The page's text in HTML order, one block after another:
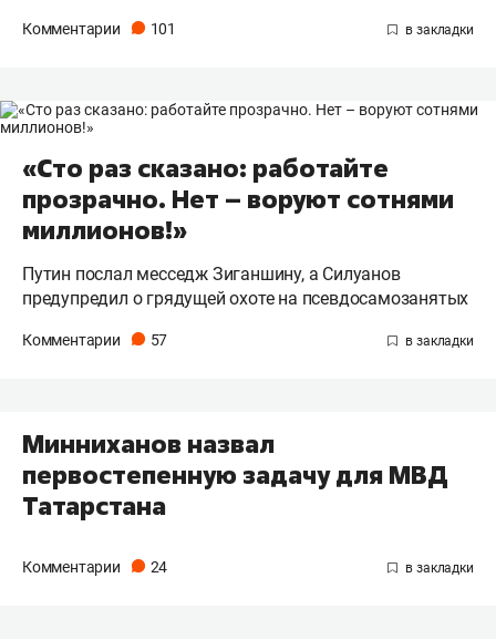
Комментарии 101
«Сто раз сказано: работайте
прозрачно. Нет – воруют сотнями
миллионов!»
Путин послал месседж Зиганшину, а Силуанов
предупредил о грядущей охоте на псевдосамозанятых
Комментарии 57
Минниханов назвал
первостепенную задачу для МВД
Татарстана
Комментарии 24